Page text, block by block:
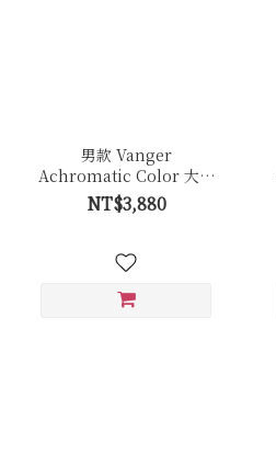
男款 Vanger
Achromatic Color 大地
原色休閒鞋－Ca001卵石
白色(牛皮拼接反毛皮)
NT$3,880